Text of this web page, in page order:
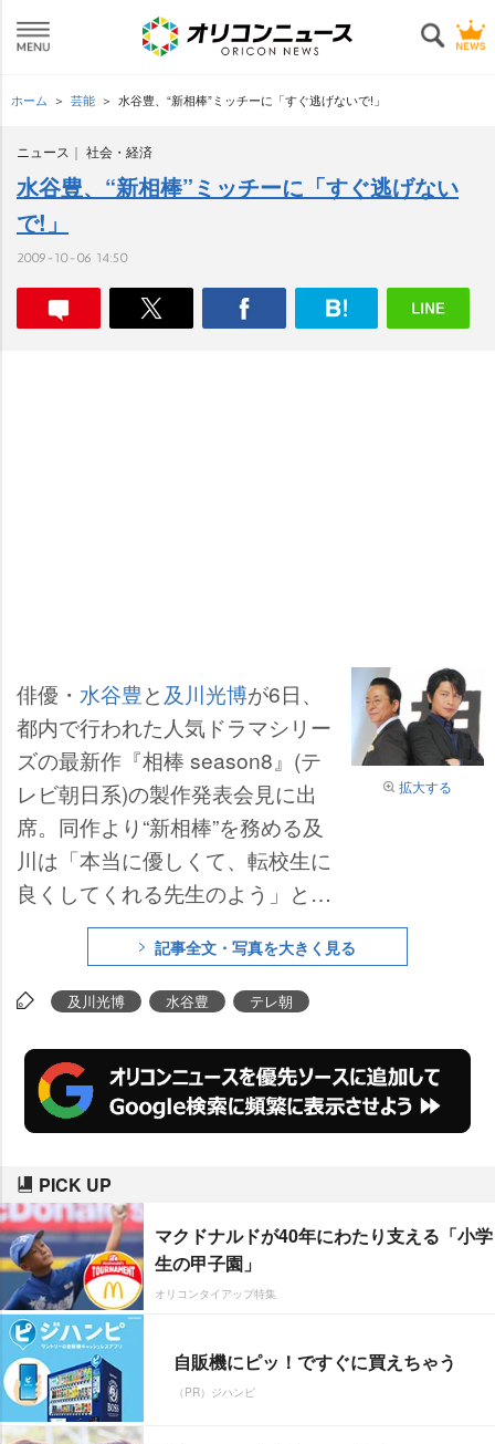
ホーム 芸能 水谷豊、“新相棒”ミッチーに「すぐ逃げないで!」
ニュース 社会・経済
水谷豊、“新相棒”ミッチーに「すぐ逃げない
で!」
2009-10-06 14:50
拡大する
俳優・ 水谷豊と 及川光博が6日、
都内で行われた人気ドラマシリー
ズの最新作『相棒 season8』(テ
レビ朝日系)の製作発表会見に出
席。同作より“新相棒”を務める及
川は「本当に優しくて、転校生に
良くしてくれる先生のよう」と水
谷の印象を語った。これを受けた
水谷は、照れ笑いを浮かべながら
「すぐに逃げられちゃいけないか
妙なコンビネーションを披露し、
会場を盛り上げた。
記事全文・写真を大きく見る
及川光博 水谷豊 テレ朝
PICK UP
マクドナルドが40年にわたり支える「小学
生の甲子園」
オリコンタイアップ特集
自販機にピッ！ですぐに買えちゃう
（PR）ジハンピ